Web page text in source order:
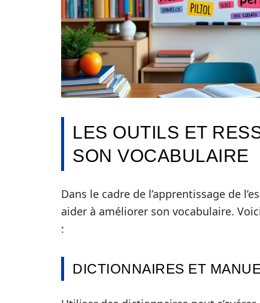
LES OUTILS ET
SON VOCABULAIRE
Dans le cadre de l’apprentissage de
aider à améliorer son vocabulaire.
:
DICTIONNAIRES ET